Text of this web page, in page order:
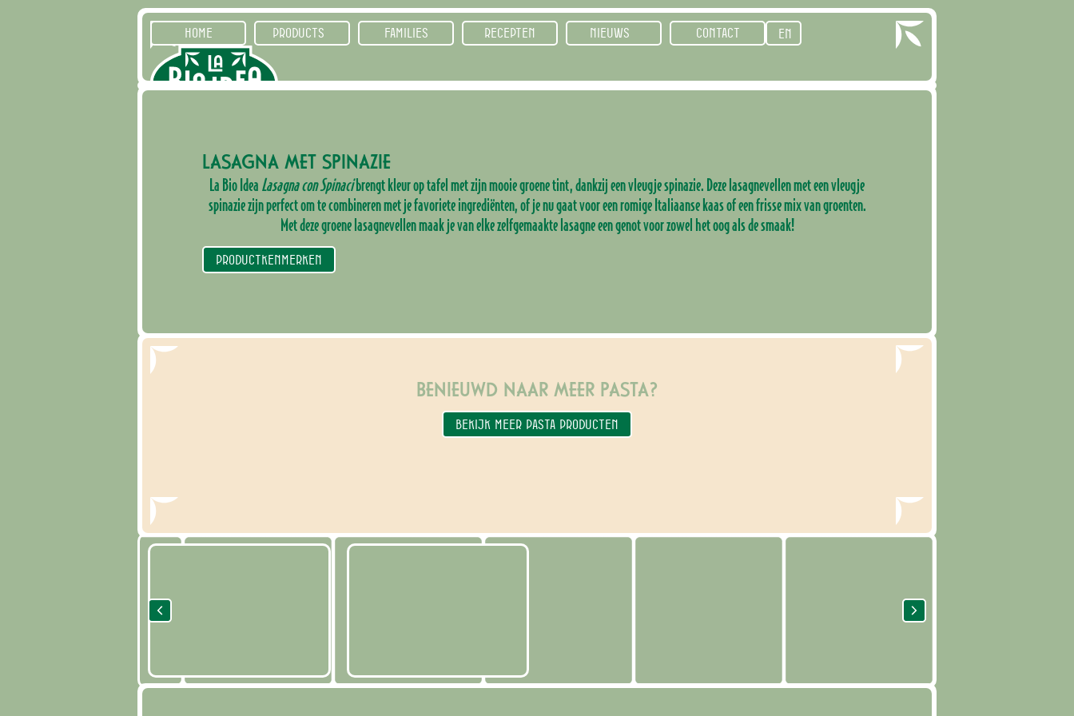
HOME PRODUCTS FAMILIES RECEPTEN NIEUWS CONTACT EN
LASAGNA MET SPINAZIE
La Bio Idea Lasagna con Spinacibrengt kleur op tafel met zijn mooie groene tint, dankzij een vleugje spinazie. Deze lasagnevellen met een vleugje
spinazie zijn perfect om te combineren met je favoriete ingrediënten, of je nu gaat voor een romige Italiaanse kaas of een frisse mix van groenten.
Met deze groene lasagnevellen maak je van elke zelfgemaakte lasagne een genot voor zowel het oog als de smaak!
PRODUCTKENMERKEN
BENIEUWD NAAR MEER PASTA?
BEKIJK MEER PASTA PRODUCTEN